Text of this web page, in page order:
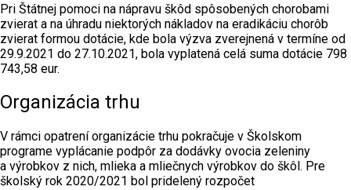
Pri Štátnej pomoci na nápravu škôd spôsobených chorobami
zvierat a na úhradu niektorých nákladov na eradikáciu chorôb
zvierat formou dotácie, kde bola výzva zverejnená v termíne od
29.9.2021 do 27.10.2021, bola vyplatená celá suma dotácie 798
743,58 eur.
Organizácia trhu
V rámci opatrení organizácie trhu pokračuje v Školskom
programe vyplácanie podpôr za dodávky ovocia zeleniny
a výrobkov z nich, mlieka a mliečnych výrobkov do škôl. Pre
školský rok 2020/2021 bol pridelený rozpočet